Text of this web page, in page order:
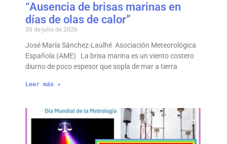
“Ausencia de brisas marinas en
días de olas de calor”
30 de julio de 2026
José María Sánchez-Laulhé Asociación Meteorológica
Española (AME) La brisa marina es un viento costero
diurno de poco espesor que sopla de mar a tierra
Leer más »